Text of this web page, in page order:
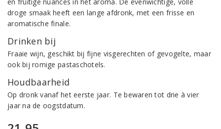
droge smaak heeft een lange afdronk, met een frisse en
aromatische finale.
Drinken bij
Fraaie wijn, geschikt bij fijne visgerechten of gevogelte, maar
ook bij romige pastaschotels.
Houdbaarheid
Op dronk vanaf het eerste jaar. Te bewaren tot drie à vier
jaar na de oogstdatum.